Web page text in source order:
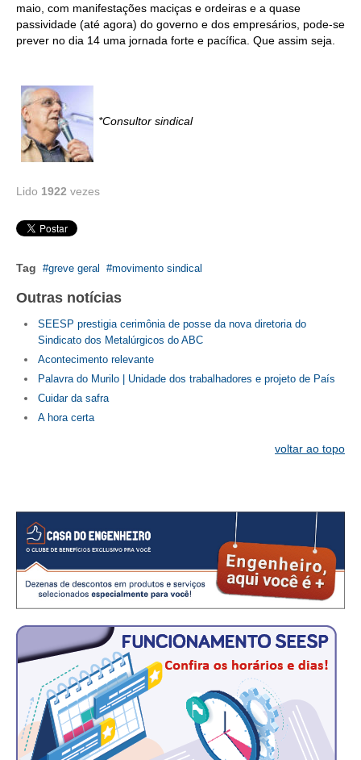
LEI 4.950-A/1966 – PISO SALARIAL
LEI 6.496/1977 – ART
RES 1.002/2002 – CÓDIGO DE ÉTICA
HOMOLOGAÇÕES
PISO SALARIAL
FIQUE POR DENTRO
APRESENTAÇÃO
EMPREGO E ESTÁGIO
CARREIRA
AUTÔNOMOS E SERVIÇOS
NEWSLETTER
CURSOS
ENGENHEIRO EMPREENDEDOR
SEESP EDUCAÇÃO
BENEFÍCIOS
APOSENTADORIA
CONVÊNIOS
PLANO DE SAÚDE
maio, com manifestações maciças e ordeiras e a quase
passividade (até agora) do governo e dos empresários, pode-se
prever no dia 14 uma jornada forte e pacífica. Que assim seja.
*Consultor sindical
Lido 1922 vezes
Tag greve geral movimento sindical
Outras notícias
SEESP prestigia cerimônia de posse da nova diretoria do
Sindicato dos Metalúrgicos do ABC
Acontecimento relevante
Palavra do Murilo | Unidade dos trabalhadores e projeto de País
Cuidar da safra
A hora certa
voltar ao topo